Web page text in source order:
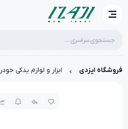
فروشگاه ایزدی ابزار و لوازم یدکی